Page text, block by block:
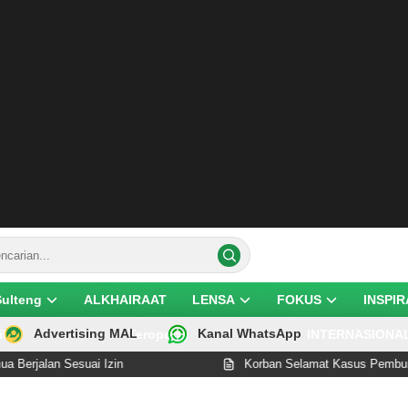
ALKHAIRAAT LENSA FOKUS
Teropong
Advertising MAL Kanal WhatsApp
Sesuai Izin Korban Selamat Kasus